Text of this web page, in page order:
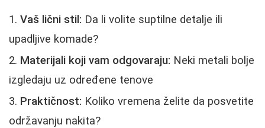
Vaš lični stil: Da li volite suptilne detalje ili
upadljive komade?
Materijali koji vam odgovaraju: Neki metali bolje
izgledaju uz određene tenove
Praktičnost: Koliko vremena želite da posvetite
održavanju nakita?